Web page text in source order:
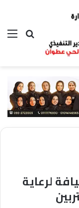
بحث عن
لرعاية